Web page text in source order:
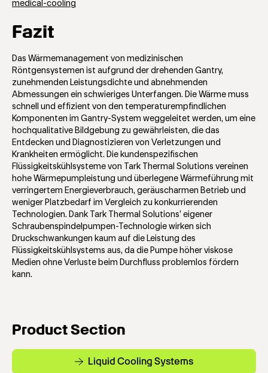
medical-cooling
Fazit
Das Wärmemanagement von medizinischen
Röntgensystemen ist aufgrund der drehenden Gantry,
zunehmenden Leistungsdichte und abnehmenden
Abmessungen ein schwieriges Unterfangen. Die Wärme muss
schnell und effizient von den temperaturempfindlichen
Komponenten im Gantry-System weggeleitet werden, um eine
hochqualitative Bildgebung zu gewährleisten, die das
Entdecken und Diagnostizieren von Verletzungen und
Krankheiten ermöglicht. Die kundenspezifischen
Flüssigkeitskühlsysteme von Tark Thermal Solutions vereinen
hohe Wärmepumpleistung und überlegene Wärmeführung mit
verringertem Energieverbrauch, geräuscharmen Betrieb und
weniger Platzbedarf im Vergleich zu konkurrierenden
Technologien. Dank Tark Thermal Solutions’ eigener
Schraubenspindelpumpen-Technologie wirken sich
Druckschwankungen kaum auf die Leistung des
Flüssigkeitskühlsystems aus, da die Pumpe höher viskose
Medien ohne Verluste beim Durchfluss problemlos fördern
kann.
Product Section
Liquid Cooling Systems